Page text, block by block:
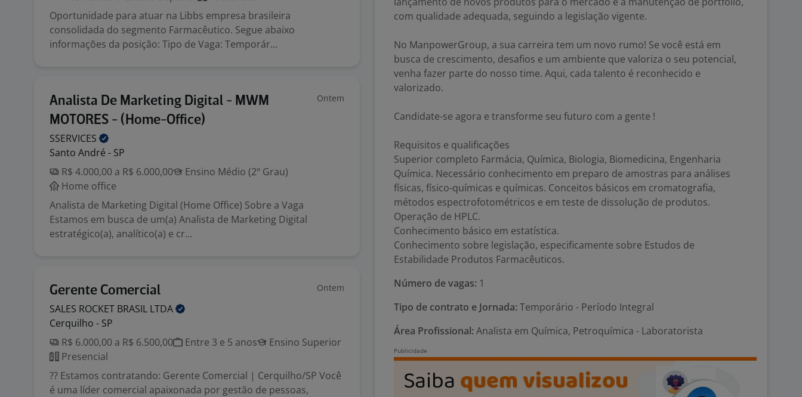
Oportunidade para atuar na Libbs empresa brasileira
consolidada do segmento Farmacêutico. Segue abaixo
informações da posição: Tipo de Vaga: Temporár...
Analista De Marketing Digital - MWM
MOTORES - (Home-Office)
Ontem
SSERVICES
Santo André - SP
R$ 4.000,00 a R$ 6.000,00
Ensino Médio (2º Grau)
Home office
Analista de Marketing Digital (Home Office) Sobre a Vaga
Estamos em busca de um(a) Analista de Marketing Digital
estratégico(a), analítico(a) e cr...
Gerente Comercial Ontem
SALES ROCKET BRASIL LTDA
Cerquilho - SP
R$ 6.000,00 a R$ 6.500,00
Entre 3 e 5 anos
Ensino Superior
Presencial
?? Estamos contratando: Gerente Comercial | Cerquilho/SP Você
é uma líder comercial apaixonada por gestão de pessoas,
com qualidade adequada, seguindo a legislação vigente.
No ManpowerGroup, a sua carreira tem um novo rumo! Se você está em
busca de crescimento, desafios e um ambiente que valoriza o seu potencial,
venha fazer parte do nosso time. Aqui, cada talento é reconhecido e
valorizado.
Candidate-se agora e transforme seu futuro com a gente !
Requisitos e qualificações
Superior completo Farmácia, Química, Biologia, Biomedicina, Engenharia
Química. Necessário conhecimento em preparo de amostras para análises
físicas, físico-químicas e químicas. Conceitos básicos em cromatografia,
métodos espectrofotométricos e em teste de dissolução de produtos.
Operação de HPLC.
Conhecimento básico em estatística.
Conhecimento sobre legislação, especificamente sobre Estudos de
Estabilidade Produtos Farmacêuticos.
Número de vagas: 1
Tipo de contrato e Jornada: Temporário - Período Integral
Área Profissional: Analista em Química, Petroquímica - Laboratorista